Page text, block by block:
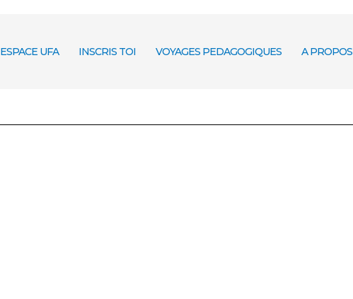
ESPACE UFA INSCRIS TOI VOYAGES PEDAGOGIQUES A PROPOS